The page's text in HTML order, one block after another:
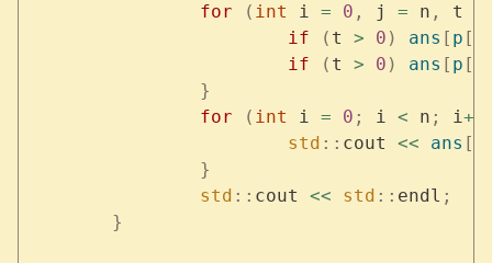
		for
( int i = 0 , j = n , t
			if
( t > 0 ) ans [ p [
			if
( t > 0 ) ans [ p [
		}
		for
( int i = 0 ; i < n ; i++
			std
:: cout << ans [
		}
		std
:: cout << std :: endl ;
	}